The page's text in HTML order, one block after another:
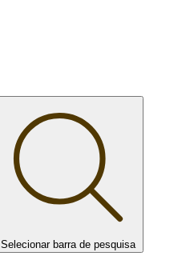
Selecionar barra de pesquisa